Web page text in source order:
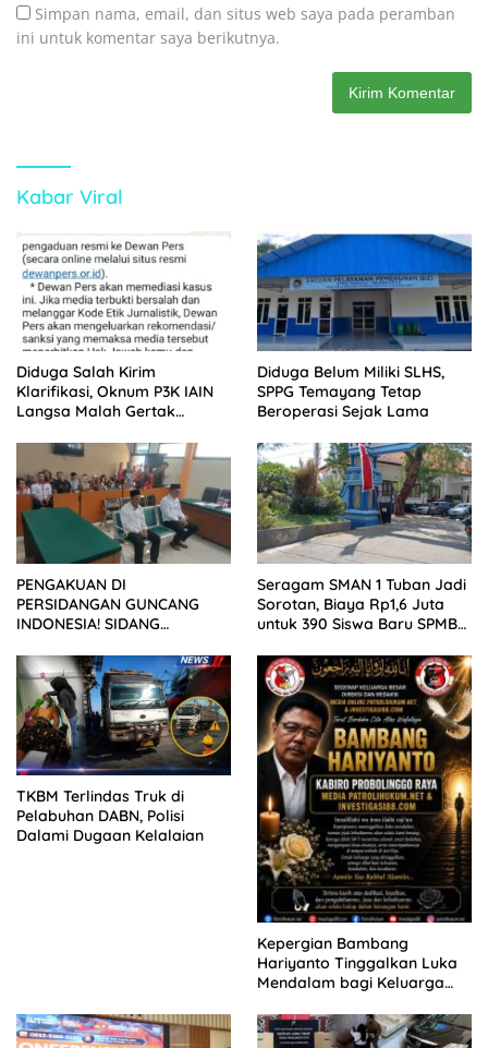
Simpan nama, email, dan situs web saya pada peramban
ini untuk komentar saya berikutnya.
Kabar Viral
Diduga Salah Kirim
Klarifikasi, Oknum P3K IAIN
Langsa Malah Gertak
Diduga Belum Miliki SLHS,
SPPG Temayang Tetap
Beroperasi Sejak Lama
PENGAKUAN DI
PERSIDANGAN GUNCANG
INDONESIA! SIDANG
KELUARGA KORBAN
MENGAMUK DI PN MALANG
Seragam SMAN 1 Tuban Jadi
Sorotan, Biaya Rp1,6 Juta
untuk 390 Siswa Baru SPMB
TKBM Terlindas Truk di
Pelabuhan DABN, Polisi
Dalami Dugaan Kelalaian
Kepergian Bambang
Hariyanto Tinggalkan Luka
Mendalam bagi Keluarga